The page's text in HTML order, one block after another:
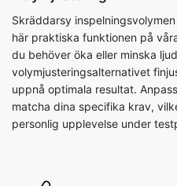
Skräddarsy
här praktiska funktionen på
du behöver öka eller minska
volymjusteringsalternativet
uppnå optimala resultat.
matcha dina specifika krav,
personlig upplevelse under